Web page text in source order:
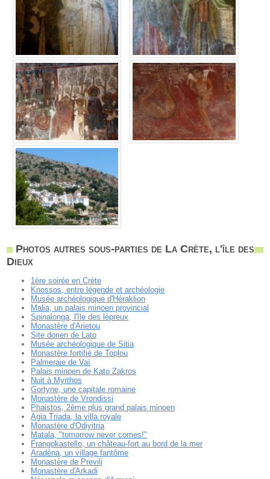
Photos autres sous-parties de La Crète, l'île des
Dieux
1ère soirée en Crète
Knossos, entre légende et archéologie
Musée archéologique d'Héraklion
Malia, un palais minoen provincial
Spinalonga, l'île des lépreux
Monastère d'Arietou
Site dorien de Lato
Musée archéologique de Sitia
Monastère fortifié de Toplou
Palmeraie de Vaï
Palais minoen de Kato Zakros
Nuit à Myrthos
Gortyne, une capitale romaine
Monastère de Vrondissi
Phaistos, 2ème plus grand palais minoen
Agia Triada, la villa royale
Monastère d'Odiyitria
Matala, "tomorrow never comes!"
Frangokastello, un château-fort au bord de la mer
Aradéna, un village fantôme
Monastère de Previli
Monastère d'Arkadi